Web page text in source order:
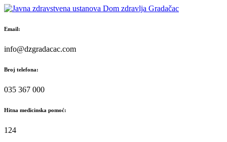
Skip
content
Email:
info@dzgradacac.com
Broj telefona:
035 367 000
Hitna medicinska pomoć:
124